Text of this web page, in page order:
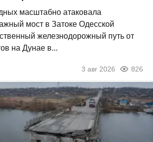
масштабно атаковала
мост в Затоке Одесской
железнодорожный путь от
на Дунае в...
3 авг 2026 826